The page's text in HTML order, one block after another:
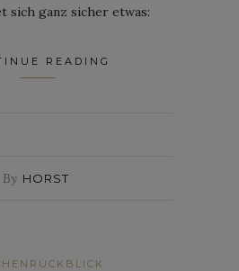
sich ganz sicher etwas:
READING
By HORST